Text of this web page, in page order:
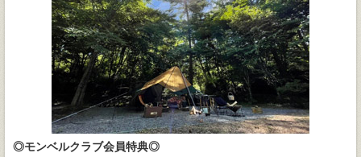
◎モンベルクラブ会員特典◎